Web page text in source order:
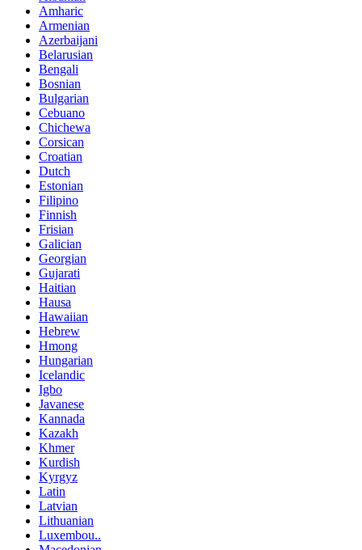
Amharic
Armenian
Azerbaijani
Belarusian
Bengali
Bosnian
Bulgarian
Cebuano
Chichewa
Corsican
Croatian
Dutch
Estonian
Filipino
Finnish
Frisian
Galician
Georgian
Gujarati
Haitian
Hausa
Hawaiian
Hebrew
Hmong
Hungarian
Icelandic
Igbo
Javanese
Kannada
Kazakh
Khmer
Kurdish
Kyrgyz
Latin
Latvian
Lithuanian
Luxembou..